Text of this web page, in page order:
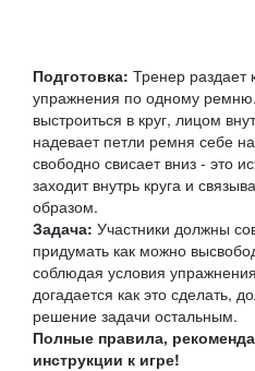
Подготовка: Тренер раздает
упражнения по одному
выстроиться в круг, лицом
надевает петли ремня себе
свободно свисает вниз - это
заходит внутрь круга и
образом.
Задача: Участники должны
придумать как можно
соблюдая условия
догадается как это сделать,
решение задачи остальным.
Полные правила,
инструкции к игре!